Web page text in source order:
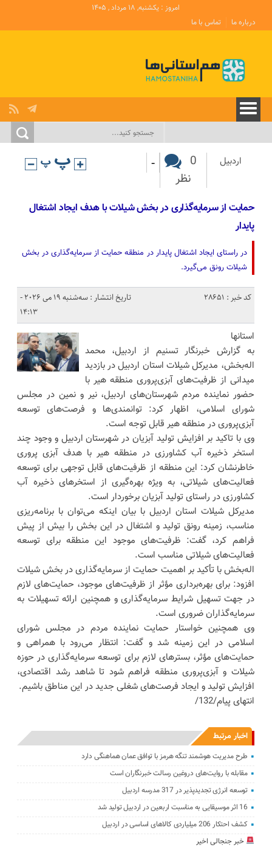
امروز : یکشنبه, ۱۸ مرداد , ۱۴۰۵
درباره ما
تماس با ما
اردبیل
0
نظر
-
حمایت از سرمایه‌گذاری در بخش شیلات با هدف ایجاد اشتغال
پایدار
در راستای ایجاد اشتغال پایدار در منطقه حمایت از سرمایه‌گذاری در بخش
شیلات رونق می‌گیرد.
کد خبر : 28651
تاریخ انتشار : سه‌شنبه 19 می 2026 -
14:13
استانها
به گزارش خبرنگار تسنیم از اردبیل، محمد
اله‌بخش، مدیرکل شیلات استان اردبیل در بازدید
میدانی از ظرفیت‌های آبزی‌پروری منطقه هیر با
حضور نماینده مردم شهرستان‌های اردبیل، نیر و نمین در مجلس
شورای اسلامی، اظهار کرد: توانمندی‌ها و فرصت‌های توسعه
آبزی‌پروری در منطقه هیر قابل توجه است.
وی با تاکید بر افزایش تولید آبزیان در شهرستان اردبیل و وجود چند
استخر ذخیره آب کشاورزی در منطقه هیر با هدف آبزی پروری
خاطرنشان کرد: این منطقه از ظرفیت‌های قابل توجهی برای توسعه
فعالیت‌های شیلاتی، به ‌ویژه بهره‌گیری از استخرهای ذخیره آب
کشاورزی در راستای تولید آبزیان برخوردار است.
مدیرکل شیلات استان اردبیل با بیان اینکه می‌توان با برنامه‌ریزی
مناسب، زمینه رونق تولید و اشتغال در این بخش را بیش از پیش
فراهم کرد، گفت: ظرفیت‌های موجود این منطقه برای توسعه
فعالیت‌های شیلاتی مناسب است.
اله‌بخش با تأکید بر اهمیت حمایت از سرمایه‌گذاری در بخش شیلات
افزود: برای بهره‌برداری مؤثر از ظرفیت‌های موجود، حمایت‌های لازم
در جهت تسهیل شرایط سرمایه‌گذاری و همچنین ارائه تسهیلات به
سرمایه‌گذاران ضروری است.
وی همچنین خواستار حمایت نماینده مردم در مجلس شورای
اسلامی در این زمینه شد و گفت: انتظار می‌رود با همراهی و
حمایت‌های مؤثر، بسترهای لازم برای توسعه سرمایه‌گذاری در حوزه
شیلات و آبزی‌پروری منطقه فراهم شود تا شاهد رشد اقتصادی،
افزایش تولید و ایجاد فرصت‌های شغلی جدید در این مناطق باشیم.
انتهای پیام/132/
اخبار مرتبط
طرح مدیریت هوشمند تنگه هرمز با توافق عمان هماهنگی دارد
مقابله با روایت‌های دروغین رسالت خبرنگاران است
توسعه انرژی تجدیدپذیر در 317 مدرسه اردبیل
16 اثر موسیقایی به مناسبت اربعین در اردبیل تولید شد
کشف احتکار 206 میلیاردی کالاهای اساسی در اردبیل
خبر جنجالی اخیر